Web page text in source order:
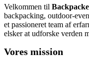
Velkommen til
backpacking, outdoor-
et passioneret team af
elsker at udforske verden
Vores mission